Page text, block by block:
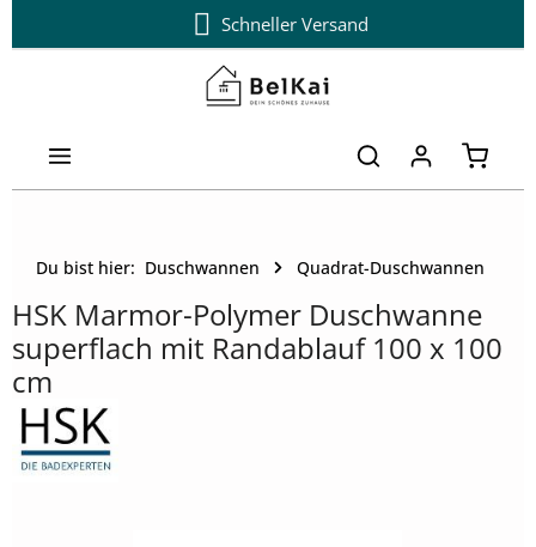
Zum Hauptinhalt springenSchneller Versand
Du bist hier: Duschwannen Quadrat-Duschwannen
HSK Marmor-Polymer Duschwanne
superflach mit Randablauf 100 x 100
cm